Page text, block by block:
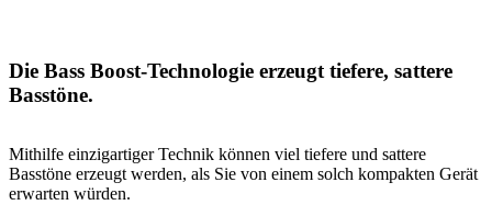
Die Bass Boost-Technologie erzeugt tiefere, sattere
Basstöne.
Mithilfe einzigartiger Technik können viel tiefere und sattere
Basstöne erzeugt werden, als Sie von einem solch kompakten Gerät
erwarten würden.